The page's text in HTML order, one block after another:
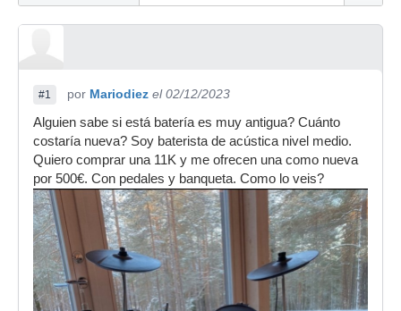
#1 por Mariodiez el 02/12/2023
Alguien sabe si está batería es muy antigua? Cuánto
costaría nueva? Soy baterista de acústica nivel medio.
Quiero comprar una 11K y me ofrecen una como nueva
por 500€. Con pedales y banqueta. Como lo veis?